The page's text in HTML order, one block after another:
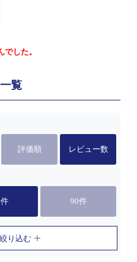
した。
覧
評価順 レビュー数
90件
り込む